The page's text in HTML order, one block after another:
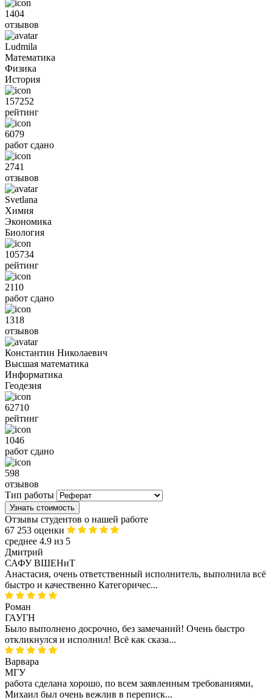
1404
отзывов
Ludmila
Математика
Физика
История
157252
рейтинг
6079
работ сдано
2741
отзывов
Svetlana
Химия
Экономика
Биология
105734
рейтинг
2110
работ сдано
1318
отзывов
Константин Николаевич
Высшая математика
Информатика
Геодезия
62710
рейтинг
1046
работ сдано
598
отзывов
Тип работы
Узнать стоимость
Отзывы студентов о нашей работе
67 253 оценки
среднее 4.9 из 5
Дмитрий
САФУ ВШЕНиТ
Анастасия, очень ответственный исполнитель, выполнила всё
быстро и качественно Категоричес...
Роман
ГАУГН
Было выполнено досрочно, без замечаний! Очень быстро
откликнулся и исполнил! Всё как сказа...
Варвара
МГУ
работа сделана хорошо, по всем заявленным требованиями,
Михаил был очень вежлив в переписк...